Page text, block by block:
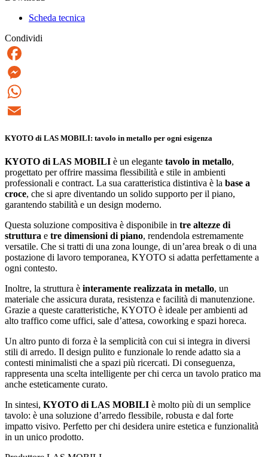
Scheda tecnica
Condividi
Facebook
Messenger
WhatsApp
KYOTO di LAS MOBILI: tavolo in metallo per ogni esigenza
KYOTO di LAS MOBILI è un elegante tavolo in metallo,
progettato per offrire massima flessibilità e stile in ambienti
professionali e contract. La sua caratteristica distintiva è la base a
croce, che si apre diventando un solido supporto per il piano,
garantendo stabilità e un design moderno.
Questa soluzione compositiva è disponibile in tre altezze di
struttura e tre dimensioni di piano, rendendola estremamente
versatile. Che si tratti di una zona lounge, di un’area break o di una
postazione di lavoro temporanea, KYOTO si adatta perfettamente a
ogni contesto.
Inoltre, la struttura è interamente realizzata in metallo, un
materiale che assicura durata, resistenza e facilità di manutenzione.
Grazie a queste caratteristiche, KYOTO è ideale per ambienti ad
alto traffico come uffici, sale d’attesa, coworking e spazi horeca.
Un altro punto di forza è la semplicità con cui si integra in diversi
stili di arredo. Il design pulito e funzionale lo rende adatto sia a
contesti minimalisti che a spazi più ricercati. Di conseguenza,
rappresenta una scelta intelligente per chi cerca un tavolo pratico ma
anche esteticamente curato.
In sintesi, KYOTO di LAS MOBILI è molto più di un semplice
tavolo: è una soluzione d’arredo flessibile, robusta e dal forte
impatto visivo. Perfetto per chi desidera unire estetica e funzionalità
in un unico prodotto.